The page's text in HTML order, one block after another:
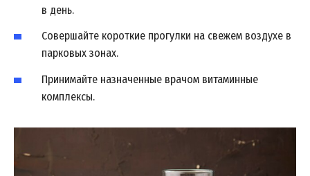
в день.
Совершайте короткие прогулки на свежем воздухе в
парковых зонах.
Принимайте назначенные врачом витаминные
комплексы.